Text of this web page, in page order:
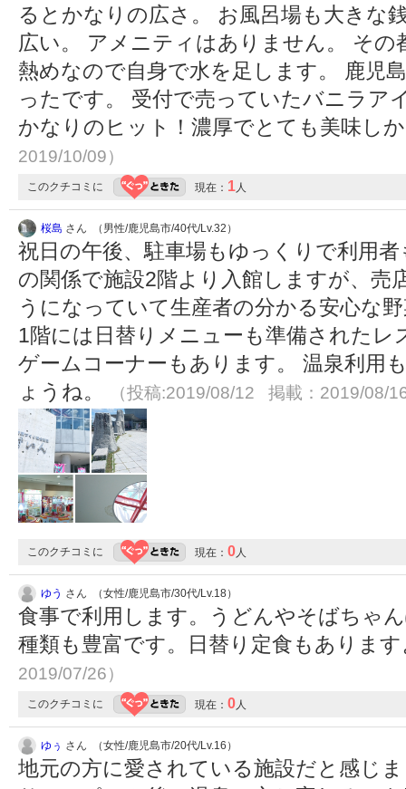
るとかなりの広さ。 お風呂場も大きな
広い。 アメニティはありません。 そ
熱めなので自身で水を足します。 鹿児
ったです。 受付で売っていたバニラア
かなりのヒット！濃厚でとても美味し
2019/10/09）
このクチコミに 現在： 1人
桜島 さん （男性/鹿児島市/40代/Lv.32）
祝日の午後、駐車場もゆっくりで利用
の関係で施設2階より入館しますが、売
うになっていて生産者の分かる安心な
1階には日替りメニューも準備されたレ
ゲームコーナーもあります。 温泉利用
ょうね。
（投稿:2019/08/12 掲載：2019/08/
このクチコミに 現在： 0人
ゆう さん （女性/鹿児島市/30代/Lv.18）
食事で利用します。うどんやそばちゃ
種類も豊富です。日替り定食もありま
2019/07/26）
このクチコミに 現在： 0人
ゆぅ さん （女性/鹿児島市/20代/Lv.16）
地元の方に愛されている施設だと感じ